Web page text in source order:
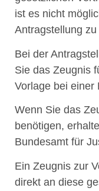
ist es nicht
Antragstellung
Bei der
Sie das Zeugnis
Vorlage bei einer
Wenn Sie das
benötigen,
Bundesamt für
Ein Zeugnis zur
direkt an diese